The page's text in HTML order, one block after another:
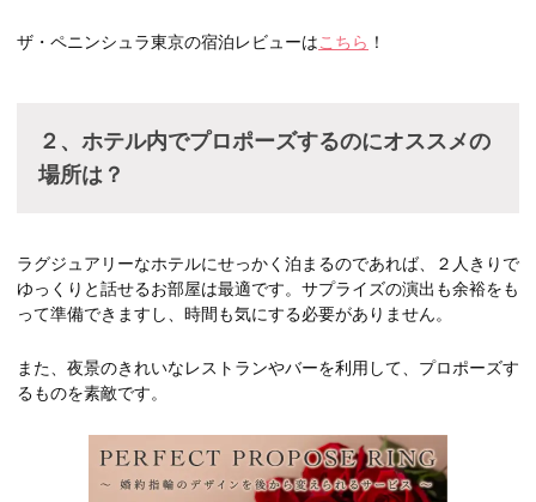
ザ・ペニンシュラ東京の宿泊レビューはこちら ！
２、ホテル内でプロポーズするのにオススメの
場所は？
ラグジュアリーなホテルにせっかく泊まるのであれば、２人きりで
ゆっくりと話せるお部屋は最適です。サプライズの演出も余裕をも
って準備できますし、時間も気にする必要がありません。
また、夜景のきれいなレストランやバーを利用して、プロポーズす
るものを素敵です。